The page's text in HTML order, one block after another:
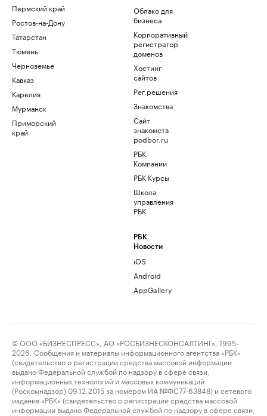
Пермский край
Ростов-на-Дону
Татарстан
Тюмень
Черноземье
Кавказ
Карелия
Мурманск
Приморский
край
Облако для
бизнеса
Корпоративный
регистратор
доменов
Хостинг
сайтов
Рег.решения
Знакомства
Сайт
знакомств
podbor.ru
РБК
Компании
РБК Курсы
Школа
управления
РБК
РБК
Новости
iOS
Android
AppGallery
© ООО «БИЗНЕСПРЕСС», АО «РОСБИЗНЕСКОНСАЛТИНГ», 1995–
2026. Сообщения и материалы информационного агентства «РБК»
(свидетельство о регистрации средства массовой информации
выдано Федеральной службой по надзору в сфере связи,
информационных технологий и массовых коммуникаций
(Роскомнадзор) 09.12.2015 за номером ИА №ФС77-63848) и сетевого
издания «РБК» (свидетельство о регистрации средства массовой
информации выдано Федеральной службой по надзору в сфере связи,